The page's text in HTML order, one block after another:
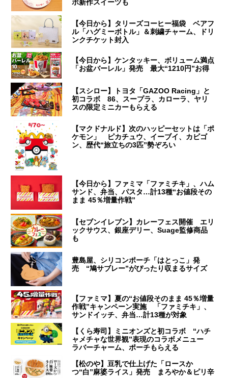
ボ新作スイーツも
【今日から】タリーズコーヒー福袋 ベアフ
ル「ハグミーボトル」＆刺繍チャーム、ドリ
ンクチケット封入
【今日から】ケンタッキー、ボリューム満点
「お盆バーレル」発売 最大“1210円”お得
【スシロー】トヨタ「GAZOO Racing」と
初コラボ 86、スープラ、カローラ、ヤリ
スの限定ミニカーもらえる
【マクドナルド】次のハッピーセットは「ポ
ケモン」 ピカチュウ、イーブイ、カビゴ
ン、歴代“旅立ちの3匹”勢ぞろい
【今日から】ファミマ「ファミチキ」、ハム
サンド、弁当、パスタ…計13種“お値段その
まま 45％増量作戦”
【セブンイレブン】カレーフェス開催 エリ
ックサウス、銀座デリー、Suage監修商品
も
豊島屋、シリコンポーチ「はとっこ」発
売 “鳩サブレー”がぴったり収まるサイズ
【ファミマ】夏の“お値段そのまま 45％増量
作戦”キャンペーン実施 「ファミチキ」、
サンドイッチ、弁当…計13種が対象
【くら寿司】ミニオンズと初コラボ “ハチ
ャメチャな世界観”表現のコラボメニュー
ラバーチャーム、ポーチもらえる
【松のや】豆乳で仕上げた「ロースか
つ“白”麻婆ライス」発売 まろやか＆ピリ辛